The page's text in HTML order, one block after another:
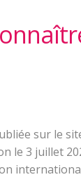
sur le
le 3 juillet